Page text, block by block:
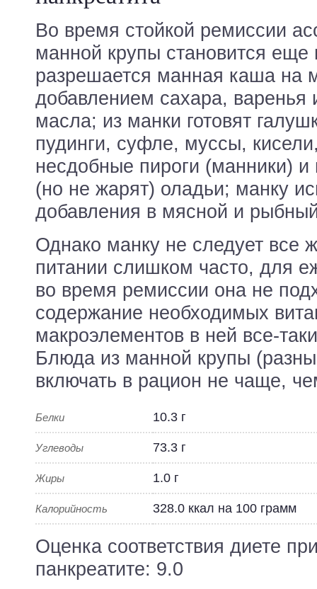
Во время стойкой ремиссии
манной крупы становится
разрешается манная каша на
добавлением сахара, варенья
масла; из манки готовят
пудинги, суфле, муссы,
несдобные пироги (манники)
(но не жарят) оладьи; манку
добавления в мясной и
Однако манку не следует все
питании слишком часто, для
во время ремиссии она не
содержание необходимых
макроэлементов в ней все-
Блюда из манной крупы
включать в рацион не чаще,
Белки 10.3 г
Углеводы 73.3 г
Жиры 1.0 г
Калорийность 328.0 ккал на 100 грамм
Оценка соответствия диете
панкреатите: 9.0